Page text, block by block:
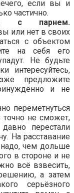
если вы и
частично.
с парнем.
или нет в своих
с объектом
на себя его
Не будьте
интересуйтесь,
предложите
и не
переметнуться
не сможет,
перестали
На расставание
чем дольше
в стороне и не
всё взвесить,
а затем
серьёзного